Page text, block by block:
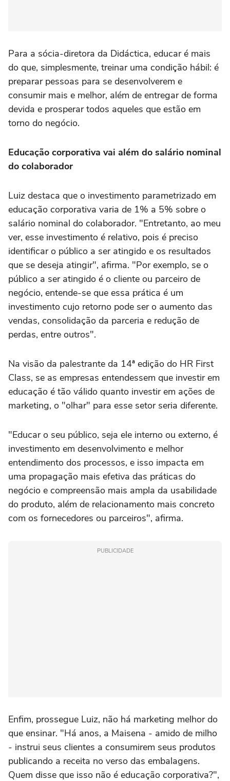
Para a sócia-diretora da Didáctica, educar é mais
do que, simplesmente, treinar uma condição hábil: é
preparar pessoas para se desenvolverem e
consumir mais e melhor, além de entregar de forma
devida e prosperar todos aqueles que estão em
torno do negócio.
Educação corporativa vai além do salário nominal
do colaborador
Luiz destaca que o investimento parametrizado em
educação corporativa varia de 1% a 5% sobre o
salário nominal do colaborador. "Entretanto, ao meu
ver, esse investimento é relativo, pois é preciso
identificar o público a ser atingido e os resultados
que se deseja atingir", afirma. "Por exemplo, se o
público a ser atingido é o cliente ou parceiro de
negócio, entende-se que essa prática é um
investimento cujo retorno pode ser o aumento das
vendas, consolidação da parceria e redução de
perdas, entre outros".
Na visão da palestrante da 14ª edição do HR First
Class, se as empresas entendessem que investir em
educação é tão válido quanto investir em ações de
marketing, o "olhar" para esse setor seria diferente.
"Educar o seu público, seja ele interno ou externo, é
investimento em desenvolvimento e melhor
entendimento dos processos, e isso impacta em
uma propagação mais efetiva das práticas do
negócio e compreensão mais ampla da usabilidade
do produto, além de relacionamento mais concreto
com os fornecedores ou parceiros", afirma.
PUBLICIDADE
Enfim, prossegue Luiz, não há marketing melhor do
que ensinar. "Há anos, a Maisena - amido de milho
- instrui seus clientes a consumirem seus produtos
publicando a receita no verso das embalagens.
Quem disse que isso não é educação corporativa?",